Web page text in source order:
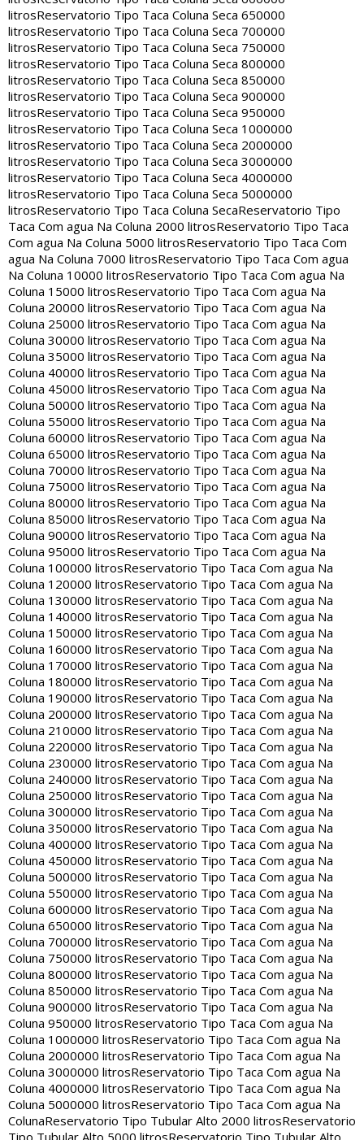
litrosReservatorio Tipo Taca Coluna Seca 650000
litrosReservatorio Tipo Taca Coluna Seca 700000
litrosReservatorio Tipo Taca Coluna Seca 750000
litrosReservatorio Tipo Taca Coluna Seca 800000
litrosReservatorio Tipo Taca Coluna Seca 850000
litrosReservatorio Tipo Taca Coluna Seca 900000
litrosReservatorio Tipo Taca Coluna Seca 950000
litrosReservatorio Tipo Taca Coluna Seca 1000000
litrosReservatorio Tipo Taca Coluna Seca 2000000
litrosReservatorio Tipo Taca Coluna Seca 3000000
litrosReservatorio Tipo Taca Coluna Seca 4000000
litrosReservatorio Tipo Taca Coluna Seca 5000000
litrosReservatorio Tipo Taca Coluna SecaReservatorio Tipo
Taca Com agua Na Coluna 2000 litrosReservatorio Tipo Taca
Com agua Na Coluna 5000 litrosReservatorio Tipo Taca Com
agua Na Coluna 7000 litrosReservatorio Tipo Taca Com agua
Na Coluna 10000 litrosReservatorio Tipo Taca Com agua Na
Coluna 15000 litrosReservatorio Tipo Taca Com agua Na
Coluna 20000 litrosReservatorio Tipo Taca Com agua Na
Coluna 25000 litrosReservatorio Tipo Taca Com agua Na
Coluna 30000 litrosReservatorio Tipo Taca Com agua Na
Coluna 35000 litrosReservatorio Tipo Taca Com agua Na
Coluna 40000 litrosReservatorio Tipo Taca Com agua Na
Coluna 45000 litrosReservatorio Tipo Taca Com agua Na
Coluna 50000 litrosReservatorio Tipo Taca Com agua Na
Coluna 55000 litrosReservatorio Tipo Taca Com agua Na
Coluna 60000 litrosReservatorio Tipo Taca Com agua Na
Coluna 65000 litrosReservatorio Tipo Taca Com agua Na
Coluna 70000 litrosReservatorio Tipo Taca Com agua Na
Coluna 75000 litrosReservatorio Tipo Taca Com agua Na
Coluna 80000 litrosReservatorio Tipo Taca Com agua Na
Coluna 85000 litrosReservatorio Tipo Taca Com agua Na
Coluna 90000 litrosReservatorio Tipo Taca Com agua Na
Coluna 95000 litrosReservatorio Tipo Taca Com agua Na
Coluna 100000 litrosReservatorio Tipo Taca Com agua Na
Coluna 120000 litrosReservatorio Tipo Taca Com agua Na
Coluna 130000 litrosReservatorio Tipo Taca Com agua Na
Coluna 140000 litrosReservatorio Tipo Taca Com agua Na
Coluna 150000 litrosReservatorio Tipo Taca Com agua Na
Coluna 160000 litrosReservatorio Tipo Taca Com agua Na
Coluna 170000 litrosReservatorio Tipo Taca Com agua Na
Coluna 180000 litrosReservatorio Tipo Taca Com agua Na
Coluna 190000 litrosReservatorio Tipo Taca Com agua Na
Coluna 200000 litrosReservatorio Tipo Taca Com agua Na
Coluna 210000 litrosReservatorio Tipo Taca Com agua Na
Coluna 220000 litrosReservatorio Tipo Taca Com agua Na
Coluna 230000 litrosReservatorio Tipo Taca Com agua Na
Coluna 240000 litrosReservatorio Tipo Taca Com agua Na
Coluna 250000 litrosReservatorio Tipo Taca Com agua Na
Coluna 300000 litrosReservatorio Tipo Taca Com agua Na
Coluna 350000 litrosReservatorio Tipo Taca Com agua Na
Coluna 400000 litrosReservatorio Tipo Taca Com agua Na
Coluna 450000 litrosReservatorio Tipo Taca Com agua Na
Coluna 500000 litrosReservatorio Tipo Taca Com agua Na
Coluna 550000 litrosReservatorio Tipo Taca Com agua Na
Coluna 600000 litrosReservatorio Tipo Taca Com agua Na
Coluna 650000 litrosReservatorio Tipo Taca Com agua Na
Coluna 700000 litrosReservatorio Tipo Taca Com agua Na
Coluna 750000 litrosReservatorio Tipo Taca Com agua Na
Coluna 800000 litrosReservatorio Tipo Taca Com agua Na
Coluna 850000 litrosReservatorio Tipo Taca Com agua Na
Coluna 900000 litrosReservatorio Tipo Taca Com agua Na
Coluna 950000 litrosReservatorio Tipo Taca Com agua Na
Coluna 1000000 litrosReservatorio Tipo Taca Com agua Na
Coluna 2000000 litrosReservatorio Tipo Taca Com agua Na
Coluna 3000000 litrosReservatorio Tipo Taca Com agua Na
Coluna 4000000 litrosReservatorio Tipo Taca Com agua Na
Coluna 5000000 litrosReservatorio Tipo Taca Com agua Na
ColunaReservatorio Tipo Tubular Alto 2000 litrosReservatorio